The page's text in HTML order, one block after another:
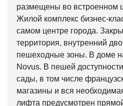
размещены во встроенном
Жилой комплекс бизнес-
самом центре города.
территория, внутренний
пешеходные зоны. В доме
Novus. В пешей
сады, в том числе
магазины и вся
лифта предусмотрен